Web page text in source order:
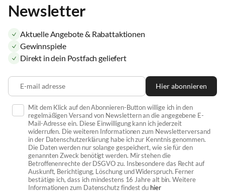
Newsletter
Aktuelle Angebote & Rabattaktionen
Gewinnspiele
Direkt in dein Postfach geliefert
E-mail adresse Hier abonnieren
Mit dem Klick auf den Abonnieren-Button willige ich in den
regelmäßigen Versand von Newslettern an die angegebene E-
Mail-Adresse ein. Diese Einwilligung kann ich jederzeit
widerrufen. Die weiteren Informationen zum Newsletterversand
in der Datenschutzerklärung habe ich zur Kenntnis genommen.
Die Daten werden nur solange gespeichert, wie sie für den
genannten Zweck benötigt werden. Mir stehen die
Betroffenenrechte der DSGVO zu. Insbesondere das Recht auf
Auskunft, Berichtigung, Löschung und Widerspruch. Ferner
bestätige ich, dass ich mindestens 16 Jahre alt bin. Weitere
Informationen zum Datenschutz findest du hier